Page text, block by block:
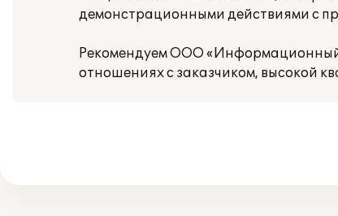
демонстрационными действиями с
Рекомендуем ООО
отношениях с заказчиком, высокой